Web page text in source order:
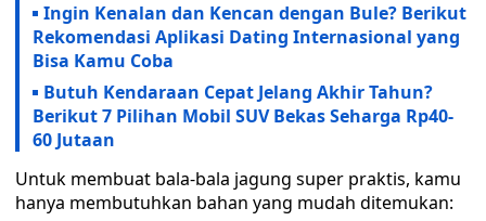
Ingin Kenalan dan Kencan dengan Bule? Berikut
Rekomendasi Aplikasi Dating Internasional yang
Bisa Kamu Coba
Butuh Kendaraan Cepat Jelang Akhir Tahun?
Berikut 7 Pilihan Mobil SUV Bekas Seharga Rp40-
60 Jutaan
Untuk membuat bala-bala jagung super praktis, kamu
hanya membutuhkan bahan yang mudah ditemukan: